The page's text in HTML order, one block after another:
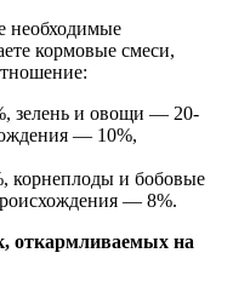
необходимые
кормовые смеси,
зелень и овощи — 20-
— 10%,
корнеплоды и бобовые
— 8%.
откармливаемых на